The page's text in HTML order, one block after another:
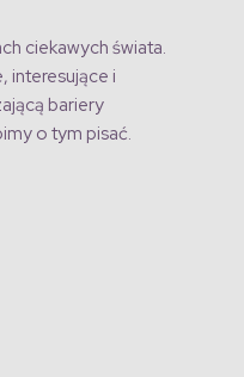
ciekawych świata.
interesujące i
bariery
o tym pisać.